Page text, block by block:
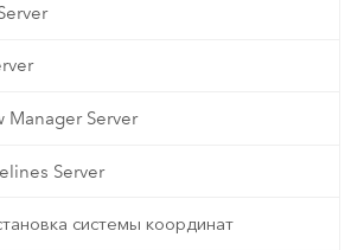
Manager Server
Server
системы координат